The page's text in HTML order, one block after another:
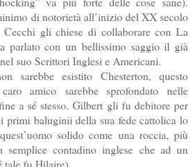
di notorietà all’inizio del XX secolo
gli chiese di collaborare con La
parlato con un bellissimo saggio il già
suo Scrittori Inglesi e Americani.
sarebbe esistito Chesterton, questo
amico sarebbe sprofondato nelle
a sé stesso. Gilbert gli fu debitore per
primi baluginii della sua fede cattolica lo
solido come una roccia, più
semplice contadino inglese che ad un
tale fu Hilaire).